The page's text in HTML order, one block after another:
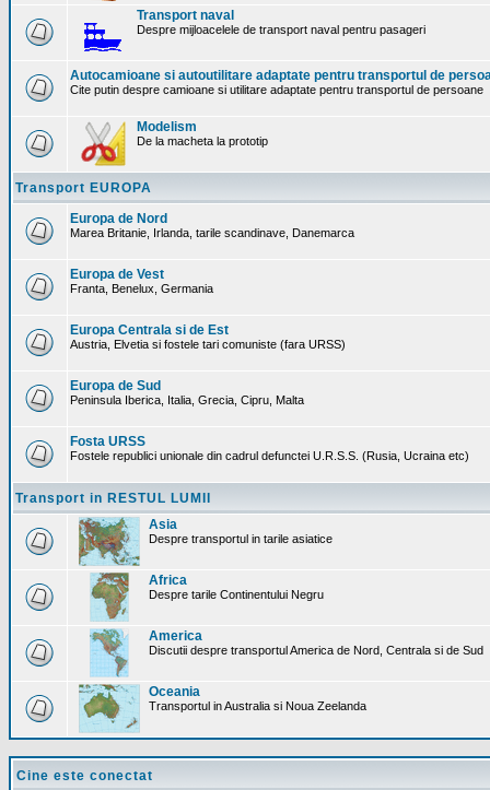
Transport naval
Despre mijloacelele de transport naval pentru pasageri
Autocamioane si autoutilitare adaptate pentru transportul de
Cite putin despre camioane si utilitare adaptate pentru transportul de persoane
Modelism
De la macheta la prototip
Transport EUROPA
Europa de Nord
Marea Britanie, Irlanda, tarile scandinave, Danemarca
Europa de Vest
Franta, Benelux, Germania
Europa Centrala si de Est
Austria, Elvetia si fostele tari comuniste (fara URSS)
Europa de Sud
Peninsula Iberica, Italia, Grecia, Cipru, Malta
Fosta URSS
Fostele republici unionale din cadrul defunctei U.R.S.S. (Rusia, Ucraina etc)
Transport in RESTUL LUMII
Asia
Despre transportul in tarile asiatice
Africa
Despre tarile Continentului Negru
America
Discutii despre transportul America de Nord, Centrala si de Sud
Oceania
Transportul in Australia si Noua Zeelanda
Cine este conectat